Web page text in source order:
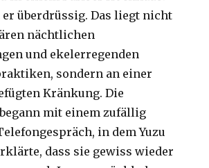
überdrüssig. Das liegt nicht
nächtlichen
und ekelerregenden
sondern an einer
Kränkung. Die
mit einem zufällig
in dem Yuzu
dass sie gewiss wieder